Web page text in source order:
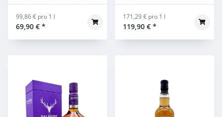
69,90 € *
99,86 € pro 1 l
119,90 € *
171,29 € pro 1 l